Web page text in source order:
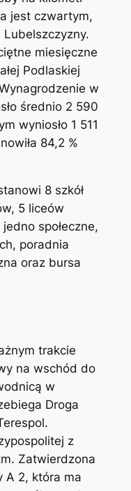
jest czwartym,
miesięczne
Podlaskiej
w
średnio 2 590
wyniosło 1 511
84,2 %
8 szkół
5 liceów
społeczne,
poradnia
oraz bursa
trakcie
na wschód do
w
Droga
z
Zatwierdzona
A 2, która ma